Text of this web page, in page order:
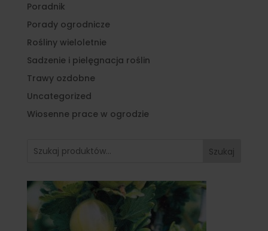
Poradnik
Porady ogrodnicze
Rośliny wieloletnie
Sadzenie i pielęgnacja roślin
Trawy ozdobne
Uncategorized
Wiosenne prace w ogrodzie
Szukaj